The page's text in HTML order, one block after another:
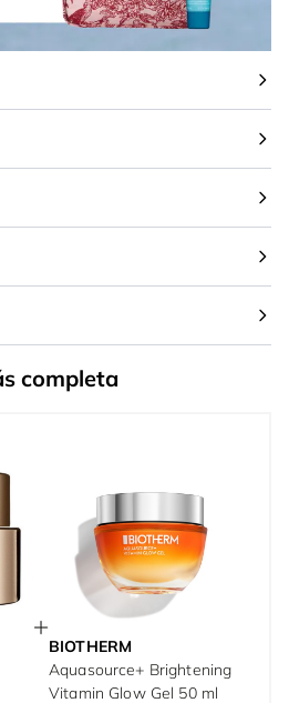
completa
BIOTHERM
Aquasource+ Brightening
Vitamin Glow Gel 50 ml